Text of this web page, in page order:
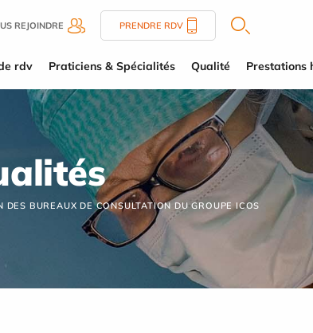
REJOINDRE PRENDRE RDV
rdv Praticiens & Spécialités Qualité Prestations
DES BUREAUX DE CONSULTATION DU GROUPE ICOS